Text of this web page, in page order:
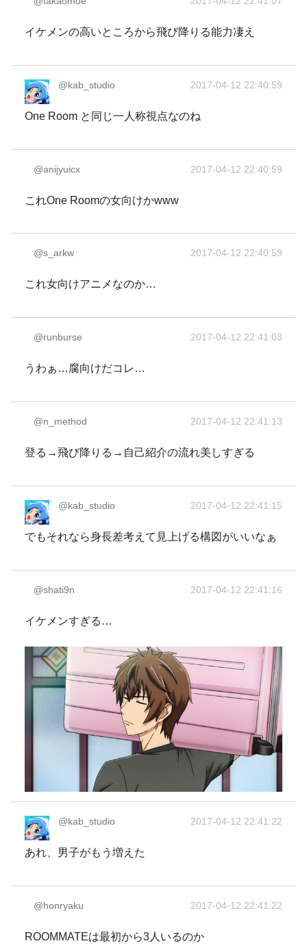
イケメンの高いところから飛び降りる能力凄え
@kab_studio 2017-04-12 22:40:59
One Room と同じ一人称視点なのね
@anijyuicx 2017-04-12 22:40:59
これOne Roomの女向けかwww
@s_arkw 2017-04-12 22:40:59
これ女向けアニメなのか…
@runburse 2017-04-12 22:41:03
うわぁ…腐向けだコレ…
@n_method 2017-04-12 22:41:13
登る→飛び降りる→自己紹介の流れ美しすぎる
@kab_studio 2017-04-12 22:41:15
でもそれなら身長差考えて見上げる構図がいいなぁ
@shati9n 2017-04-12 22:41:16
イケメンすぎる…
@kab_studio 2017-04-12 22:41:22
あれ、男子がもう増えた
@honryaku 2017-04-12 22:41:22
ROOMMATEは最初から3人いるのか